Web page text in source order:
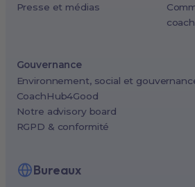
Presse et médias
Gouvernance
Environnement, social et
CoachHub4Good
Notre advisory board
RGPD & conformité
Bureaux